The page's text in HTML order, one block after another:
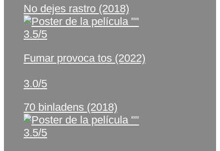
No dejes rastro (2018)
3.5/5
Fumar provoca tos (2022)
3.0/5
70 binladens (2018)
3.5/5